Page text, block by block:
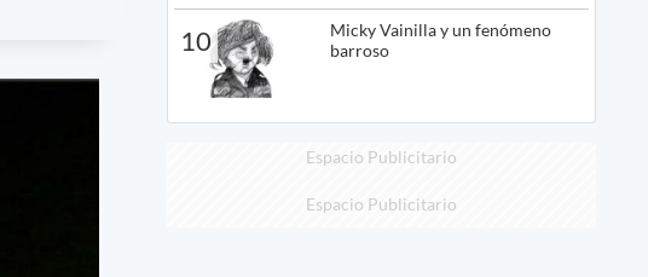
10
Micky Vainilla y un fenómeno
barroso
Espacio Publicitario
Espacio Publicitario